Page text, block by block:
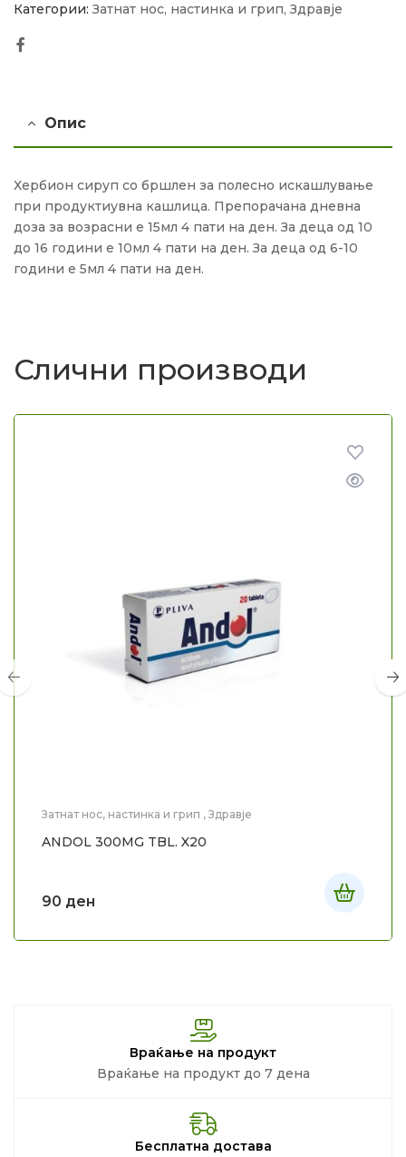
Категории: Затнат нос, настинка и грип, Здравје
Опис
Хербион сируп со бршлен за полесно искашлување
при продуктиувна кашлица. Препорачана дневна
доза за возрасни е 15мл 4 пати на ден. За деца од 10
до 16 години е 10мл 4 пати на ден. За деца од 6-10
години е 5мл 4 пати на ден.
Слични производи
Затнат нос, настинка и грип , Здравје
ANDOL 300MG TBL. X20
90 ден
Враќање на продукт
Враќање на продукт до 7 дена
Бесплатна достава